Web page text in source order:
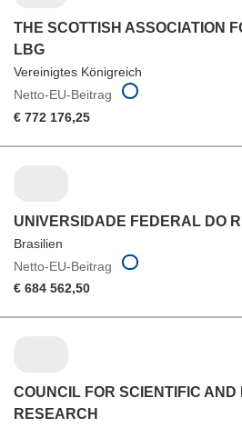
THE SCOTTISH ASSOCIATION
LBG
Vereinigtes Königreich
Netto-EU-Beitrag
€ 772 176,25
UNIVERSIDADE FEDERAL DO
Brasilien
Netto-EU-Beitrag
€ 684 562,50
COUNCIL FOR SCIENTIFIC
RESEARCH